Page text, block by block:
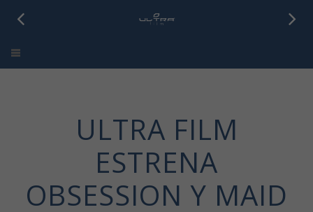
Ultra Film
ULTRA FILM
ESTRENA
OBSESSION Y MAID